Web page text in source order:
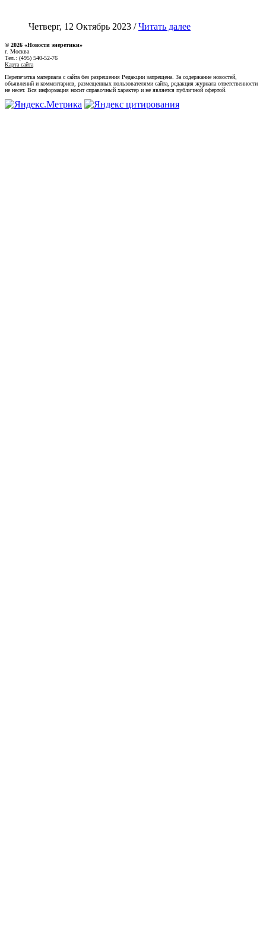
Четверг, 12 Октябрь 2023 /Читать далее
© 2026 «Новости энеретики»
г. Москва
Тел.: (495) 540-52-76
Карта сайта
Перепечатка материала с сайта без разрешения Редакции запрещена. За содержание новостей,
объявлений и комментариев, размещенных пользователями сайта, редакция журнала ответственности
не несет. Вся информация носит справочный характер и не является публичной офертой.